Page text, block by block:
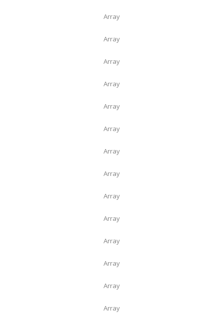
Array
Array
Array
Array
Array
Array
Array
Array
Array
Array
Array
Array
Array
Array